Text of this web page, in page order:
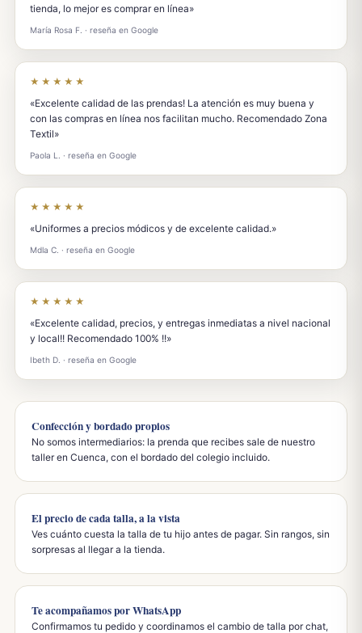
tienda, lo mejor es comprar en línea»
María Rosa F. · reseña en Google
★★★★★
«Excelente calidad de las prendas! La atención es muy buena y
con las compras en línea nos facilitan mucho. Recomendado Zona
Textil»
Paola L. · reseña en Google
★★★★★
«Uniformes a precios módicos y de excelente calidad.»
Mdla C. · reseña en Google
★★★★★
«Excelente calidad, precios, y entregas inmediatas a nivel nacional
y local!! Recomendado 100% !!»
Ibeth D. · reseña en Google
Confección y bordado propios
No somos intermediarios: la prenda que recibes sale de nuestro
taller en Cuenca, con el bordado del colegio incluido.
El precio de cada talla, a la vista
Ves cuánto cuesta la talla de tu hijo antes de pagar. Sin rangos, sin
sorpresas al llegar a la tienda.
Te acompañamos por WhatsApp
Confirmamos tu pedido y coordinamos el cambio de talla por chat,